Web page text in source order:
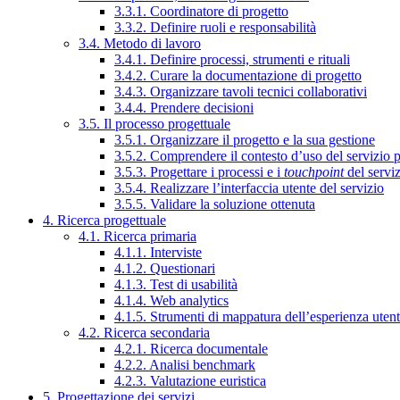
3.3.1. Coordinatore di progetto
3.3.2. Definire ruoli e responsabilità
3.4. Metodo di lavoro
3.4.1. Definire processi, strumenti e rituali
3.4.2. Curare la documentazione di progetto
3.4.3. Organizzare tavoli tecnici collaborativi
3.4.4. Prendere decisioni
3.5. Il processo progettuale
3.5.1. Organizzare il progetto e la sua gestione
3.5.2. Comprendere il contesto d’uso del servizio
3.5.3. Progettare i processi e i touchpointdel
3.5.4. Realizzare l’interfaccia utente del servizio
3.5.5. Validare la soluzione ottenuta
4. Ricerca progettuale
4.1. Ricerca primaria
4.1.1. Interviste
4.1.2. Questionari
4.1.3. Test di usabilità
4.1.4. Web analytics
4.1.5. Strumenti di mappatura dell’esperienza
4.2. Ricerca secondaria
4.2.1. Ricerca documentale
4.2.2. Analisi benchmark
4.2.3. Valutazione euristica
5. Progettazione dei servizi